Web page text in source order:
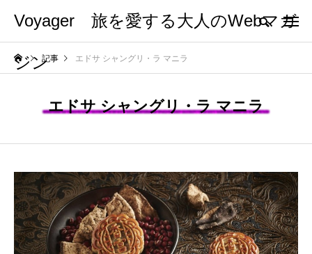
Voyager 旅を愛する大人のWebマガ
ジン記事 エドサ シャングリ・ラ マニラ
エドサ シャングリ・ラ マニラ